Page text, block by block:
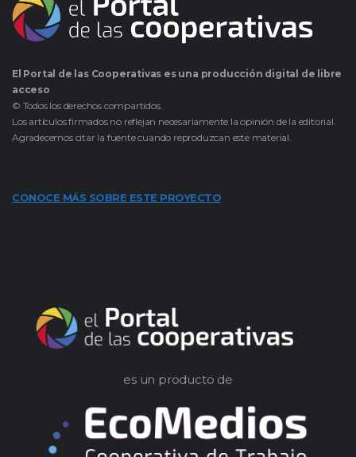
El Portal de las Cooperativas es una producción digital de libre
acceso
© Todos los derechos compartidos.
Los artículos firmados no reflejan necesariamente la opinión de la editorial.
Agradecemos citar la fuente cuando reproduzcan este material.
CONOCE MÁS SOBRE ESTE PROYECTO
es un producto de